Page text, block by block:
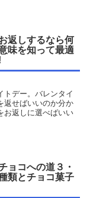
返しするなら何
味を知って最適
トデー。バレンタイ
返せばいいのか分か
お返しに選べばいい
ョコへの道３・
類とチョコ菓子